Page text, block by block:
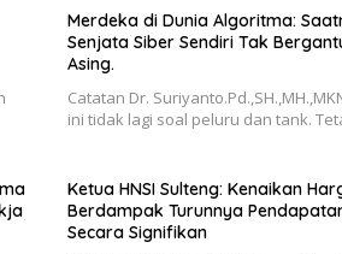
Merdeka di Dunia Algoritma:
Senjata Siber Sendiri Tak
Asing.
Catatan Dr.
ini tidak lagi soal peluru dan tank.
Ketua HNSI Sulteng: Kenaikan
Berdampak Turunnya
Secara Signifikan